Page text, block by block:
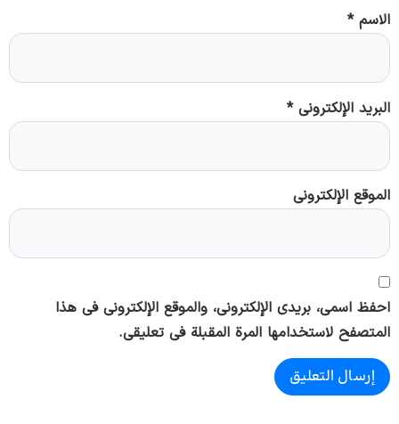
الاسم*
البريد الإلكتروني*
الموقع الإلكتروني
احفظ اسمي، بريدي الإلكتروني، والموقع الإلكتروني في هذا
المتصفح لاستخدامها المرة المقبلة في تعليقي.